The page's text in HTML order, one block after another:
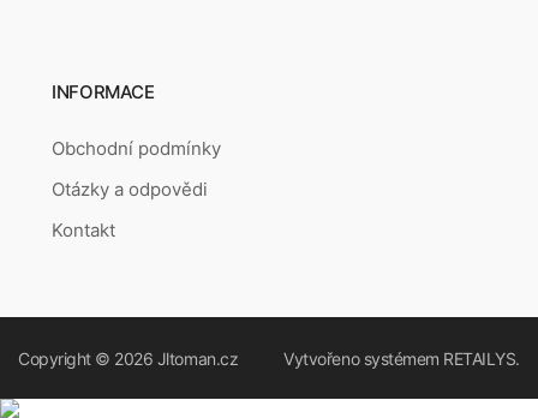
INFORMACE
Obchodní podmínky
Otázky a odpovědi
Kontakt
Copyright © 2026 Jltoman.cz Vytvořeno systémem RETAILYS.